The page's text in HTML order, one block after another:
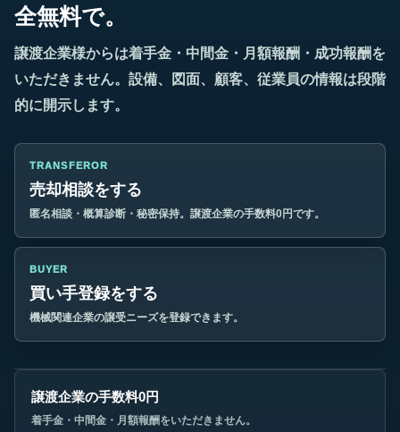
全無料で。
譲渡企業様からは着手金・中間金・月額報酬・成功報酬を
いただきません。設備、図面、顧客、従業員の情報は段階
的に開示します。
TRANSFEROR
売却相談をする
匿名相談・概算診断・秘密保持。譲渡企業の手数料0円です。
BUYER
買い手登録をする
機械関連企業の譲受ニーズを登録できます。
譲渡企業の手数料0円
着手金・中間金・月額報酬をいただきません。